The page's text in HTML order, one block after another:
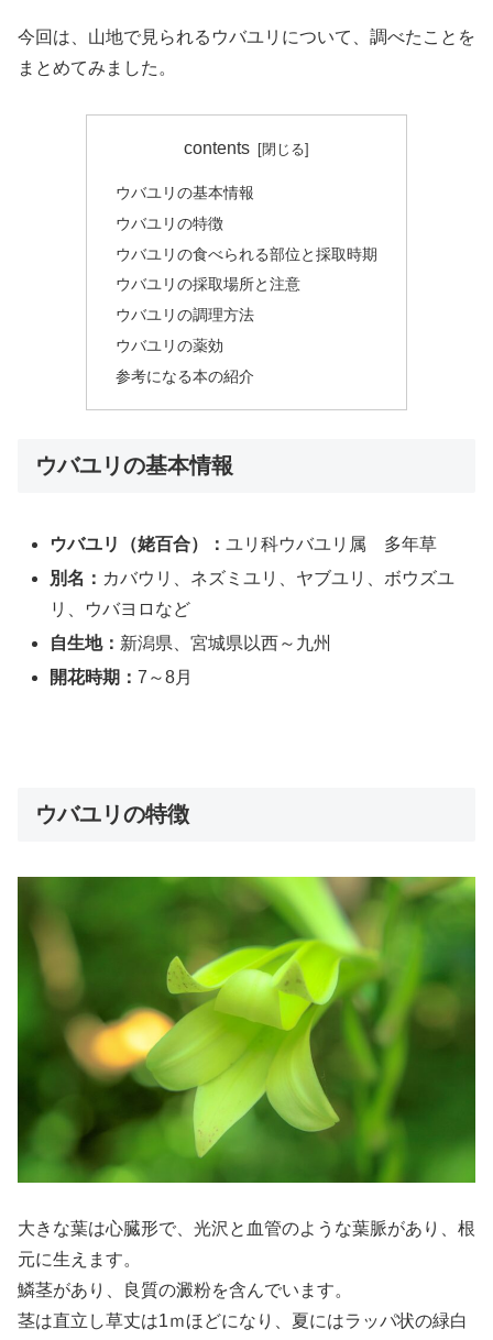
今回は、山地で見られるウバユリについて、調べたことを
まとめてみました。
contents
ウバユリの基本情報
ウバユリの特徴
ウバユリの食べられる部位と採取時期
ウバユリの採取場所と注意
ウバユリの調理方法
ウバユリの薬効
参考になる本の紹介
ウバユリの基本情報
ウバユリ（姥百合）：ユリ科ウバユリ属 多年草
別名： カバウリ、ネズミユリ、ヤブユリ、ボウズユ
リ、ウバヨロなど
自生地： 新潟県、宮城県以西～九州
開花時期：7～8月
ウバユリの特徴
大きな葉は心臓形で、光沢と血管のような葉脈があり、根
元に生えます。
鱗茎があり、良質の澱粉を含んでいます。
茎は直立し草丈は1ｍほどになり、夏にはラッパ状の緑白